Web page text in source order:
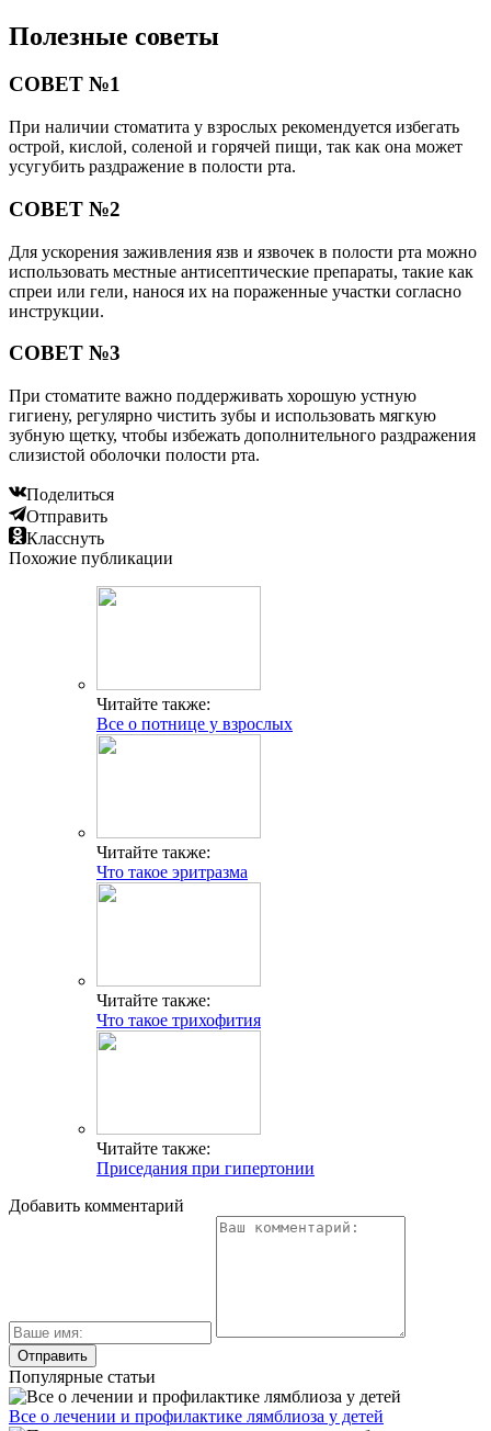
Полезные советы
СОВЕТ №1
При наличии стоматита у взрослых рекомендуется избегать
острой, кислой, соленой и горячей пищи, так как она может
усугубить раздражение в полости рта.
СОВЕТ №2
Для ускорения заживления язв и язвочек в полости рта можно
использовать местные антисептические препараты, такие как
спреи или гели, нанося их на пораженные участки согласно
инструкции.
СОВЕТ №3
При стоматите важно поддерживать хорошую устную
гигиену, регулярно чистить зубы и использовать мягкую
зубную щетку, чтобы избежать дополнительного раздражения
слизистой оболочки полости рта.
Поделиться
Отправить
Класснуть
Похожие публикации
Читайте также:
Все о потнице у взрослых
Читайте также:
Что такое эритразма
Читайте также:
Что такое трихофития
Читайте также:
Приседания при гипертонии
Добавить комментарий
Популярные статьи
Все о лечении и профилактике лямблиоза у детей